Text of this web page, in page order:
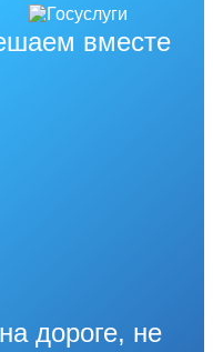
вместе
дороге, не